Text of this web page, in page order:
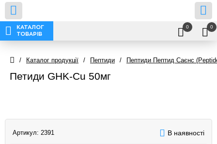
КАТАЛОГ
ТОВАРІВ
0 0
/ Каталог продукції / Пептиди / Пептиди Пептид Саєнс
Петиди GHK-Cu 50мг
Артикул: 2391 В наявності